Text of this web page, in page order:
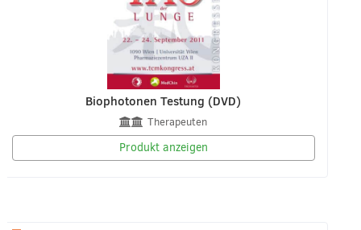
Biophotonen Testung (DVD)
Therapeuten
Produkt anzeigen